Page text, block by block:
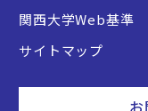
関西大学Web基準
サイトマップ